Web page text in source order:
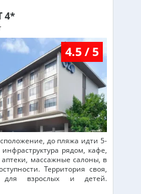
4*
4.5 / 5
до пляжа идти 5-
рядом, кафе,
аптеки, массажные салоны, в
Территория своя,
для взрослых и детей.